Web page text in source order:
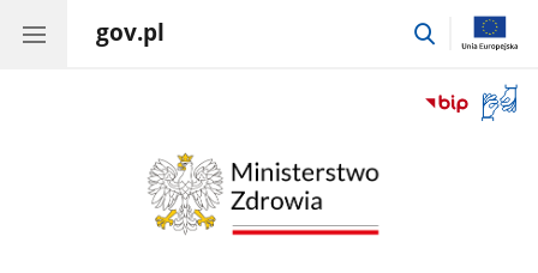
gov.pl
przejdź
okno